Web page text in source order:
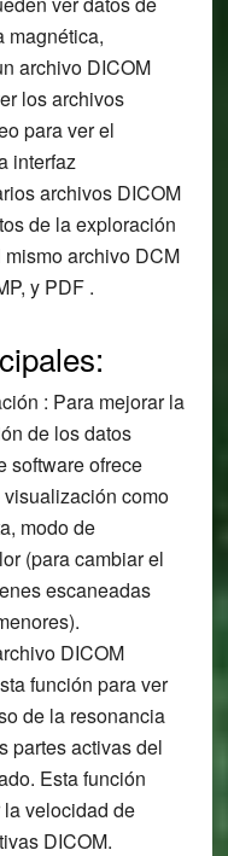
magnética,
archivo DICOM
los archivos
para ver el
interfaz
archivos DICOM
de la exploración
archivo DCM
y PDF .
: Para mejorar la
de los datos
software ofrece
como
modo de
(para cambiar el
escaneadas
DICOM
función para ver
de la resonancia
partes activas del
Esta función
velocidad de
DICOM.